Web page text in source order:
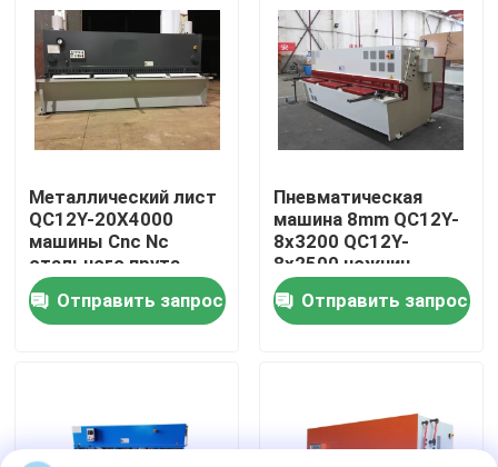
Наша фабрика
контроль качества
Новости
Все случаи
Машина ножниц луча качания
Металлический лист
QC12Y-20X4000
машины Cnc Nc
стального прута
гидравлический
режа небольшой
Отправить запрос
Пневматическая
машина 8mm QC12Y-
8x3200 QC12Y-
8x2500 ножниц
металлического
листа Cnc угла
Отправить запрос